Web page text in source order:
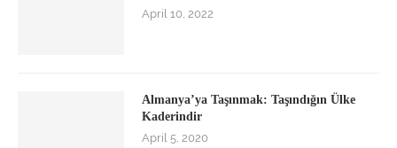
April 10, 2022
Almanya’ya Taşınmak: Taşındığın Ülke
Kaderindir
April 5, 2020